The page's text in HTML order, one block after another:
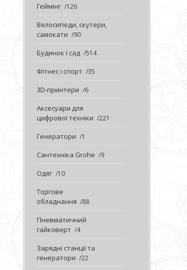
Геймінг 126
Велосипеди, скутери,
самокати
90
Будинок і сад 514
Фітнес і спорт 35
3D-принтери 6
Аксесуари для
цифрової техніки
221
Генератори 1
Сантехніка Grohe 9
Одяг 10
Торгове
обладнання
88
Пневматичний
гайковерт
4
Зарядні станції та
генератори
22